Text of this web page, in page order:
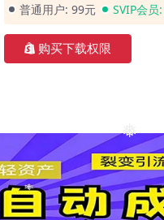
❅
❅
普通用户: 99元 SVIP会员:
购买下载权限